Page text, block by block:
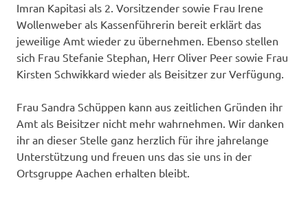
Imran Kapitasi als 2. Vorsitzender sowie Frau Irene
Wollenweber als Kassenführerin bereit erklärt das
jeweilige Amt wieder zu übernehmen. Ebenso stellen
sich Frau Stefanie Stephan, Herr Oliver Peer sowie Frau
Kirsten Schwikkard wieder als Beisitzer zur Verfügung.
Frau Sandra Schüppen kann aus zeitlichen Gründen ihr
Amt als Beisitzer nicht mehr wahrnehmen. Wir danken
ihr an dieser Stelle ganz herzlich für ihre jahrelange
Unterstützung und freuen uns das sie uns in der
Ortsgruppe Aachen erhalten bleibt.